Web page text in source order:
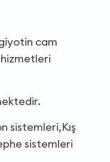
cam
hizmetleri
sistemleri,Kış
sistemleri